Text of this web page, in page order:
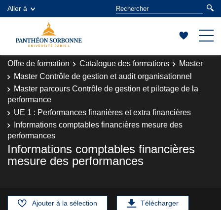
Aller à
Offre de formation Catalogue des formations
Master
Master Contrôle de gestion et audit organisationnel
Master parcours Contrôle de gestion et pilotage de la
performance
UE 1 : Performances finanières et extra financières
Informations comptables financières mesure des
performances
Informations comptables financières
mesure des performances
Ajouter à la sélection Télécharger